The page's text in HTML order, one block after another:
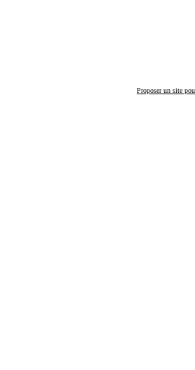
Proposer un site